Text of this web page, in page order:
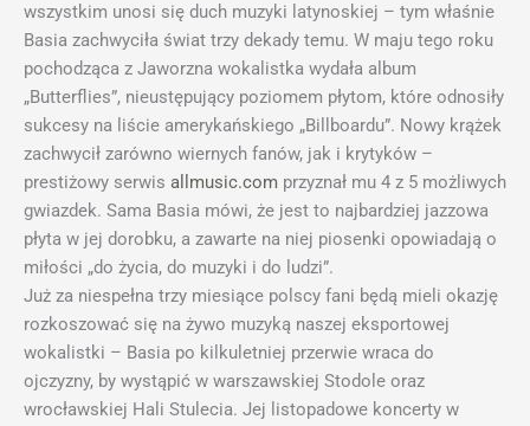
wszystkim unosi się duch muzyki latynoskiej – tym właśnie
Basia zachwyciła świat trzy dekady temu. W maju tego roku
pochodząca z Jaworzna wokalistka wydała album
„Butterflies”, nieustępujący poziomem płytom, które odnosiły
sukcesy na liście amerykańskiego „Billboardu”. Nowy krążek
zachwycił zarówno wiernych fanów, jak i krytyków –
prestiżowy serwis allmusic.com przyznał mu 4 z 5 możliwych
gwiazdek. Sama Basia mówi, że jest to najbardziej jazzowa
płyta w jej dorobku, a zawarte na niej piosenki opowiadają o
miłości „do życia, do muzyki i do ludzi”.
Już za niespełna trzy miesiące polscy fani będą mieli okazję
rozkoszować się na żywo muzyką naszej eksportowej
wokalistki – Basia po kilkuletniej przerwie wraca do
ojczyzny, by wystąpić w warszawskiej Stodole oraz
wrocławskiej Hali Stulecia. Jej listopadowe koncerty w